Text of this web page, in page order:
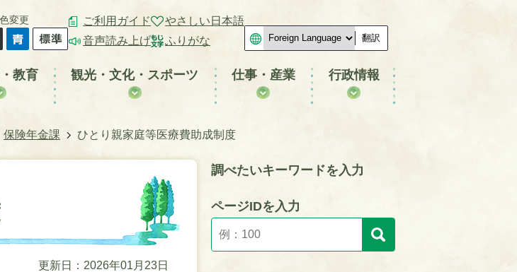
変更
ご利用ガイド
音声読み上げ
やさしい日本語
ふりがな
翻訳
教育 観光・文化・スポーツ 仕事・産業 行政情報
保険年金課 ひとり親家庭等医療費助成制度
更新日：2026年01月23日
調べたいキーワードを入力
ページIDを入力